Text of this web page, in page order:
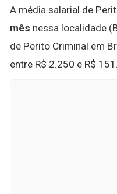
A média salarial de
mês nessa localidade
de Perito Criminal em
entre R$ 2.250 e R$